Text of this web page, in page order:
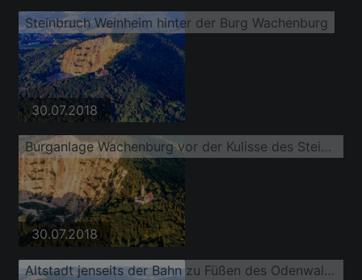
Steinbruch Weinheim hinter der Burg Wachenburg
30.07.2018
Burganlage Wachenburg vor der Kulisse des Steinbruchs
30.07.2018
Altstadt jenseits der Bahn zu Füßen des Odenwaldrands mit Burg Wachenburg und Burgruine Windeck Weinheim